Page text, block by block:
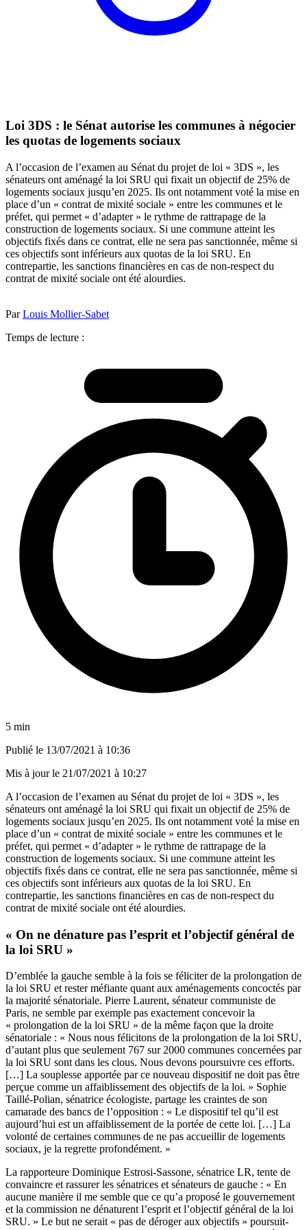
Loi 3DS : le Sénat autorise les communes à négocier
les quotas de logements sociaux
A l’occasion de l’examen au Sénat du projet de loi « 3DS », les
sénateurs ont aménagé la loi SRU qui fixait un objectif de 25% de
logements sociaux jusqu’en 2025. Ils ont notamment voté la mise en
place d’un « contrat de mixité sociale » entre les communes et le
préfet, qui permet « d’adapter » le rythme de rattrapage de la
construction de logements sociaux. Si une commune atteint les
objectifs fixés dans ce contrat, elle ne sera pas sanctionnée, même si
ces objectifs sont inférieurs aux quotas de la loi SRU. En
contrepartie, les sanctions financières en cas de non-respect du
contrat de mixité sociale ont été alourdies.
ParLouis Mollier-Sabet
Temps de lecture :
5 min
Publié le 13/07/2021 à 10:36
Mis à jour le 21/07/2021 à 10:27
A l’occasion de l’examen au Sénat du projet de loi « 3DS », les
sénateurs ont aménagé la loi SRU qui fixait un objectif de 25% de
logements sociaux jusqu’en 2025. Ils ont notamment voté la mise en
place d’un « contrat de mixité sociale » entre les communes et le
préfet, qui permet « d’adapter » le rythme de rattrapage de la
construction de logements sociaux. Si une commune atteint les
objectifs fixés dans ce contrat, elle ne sera pas sanctionnée, même si
ces objectifs sont inférieurs aux quotas de la loi SRU. En
contrepartie, les sanctions financières en cas de non-respect du
contrat de mixité sociale ont été alourdies.
« On ne dénature pas l’esprit et l’objectif général de
la loi SRU »
D’emblée la gauche semble à la fois se féliciter de la prolongation de
la loi SRU et rester méfiante quant aux aménagements concoctés par
la majorité sénatoriale. Pierre Laurent, sénateur communiste de
Paris, ne semble par exemple pas exactement concevoir la
« prolongation de la loi SRU » de la même façon que la droite
sénatoriale : « Nous nous félicitons de la prolongation de la loi SRU,
d’autant plus que seulement 767 sur 2000 communes concernées par
la loi SRU sont dans les clous. Nous devons poursuivre ces efforts.
[…] La souplesse apportée par ce nouveau dispositif ne doit pas être
perçue comme un affaiblissement des objectifs de la loi. » Sophie
Taillé-Polian, sénatrice écologiste, partage les craintes de son
camarade des bancs de l’opposition : « Le dispositif tel qu’il est
aujourd’hui est un affaiblissement de la portée de cette loi. […] La
volonté de certaines communes de ne pas accueillir de logements
sociaux, je la regrette profondément. »
La rapporteure Dominique Estrosi-Sassone, sénatrice LR, tente de
convaincre et rassurer les sénatrices et sénateurs de gauche : « En
aucune manière il me semble que ce qu’a proposé le gouvernement
et la commission ne dénaturent l’esprit et l’objectif général de la loi
SRU. » Le but ne serait « pas de déroger aux objectifs » poursuit-